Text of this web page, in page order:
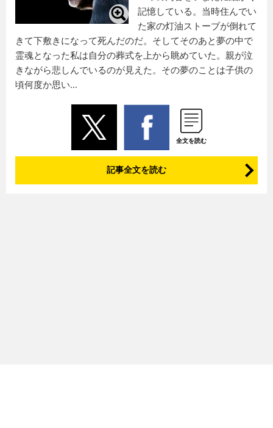
記憶している。当時住んでい
た家の灯油ストーブが倒れて
きて下敷きになって死んだのだ。そしてそのあと夢の中で
霊魂となった私は自分の葬式を上から眺めていた。親が泣
きながら悲しんでいるのが見えた。その夢のことは子供の
頃何度か思い...
全文を読む
記事全文を読む